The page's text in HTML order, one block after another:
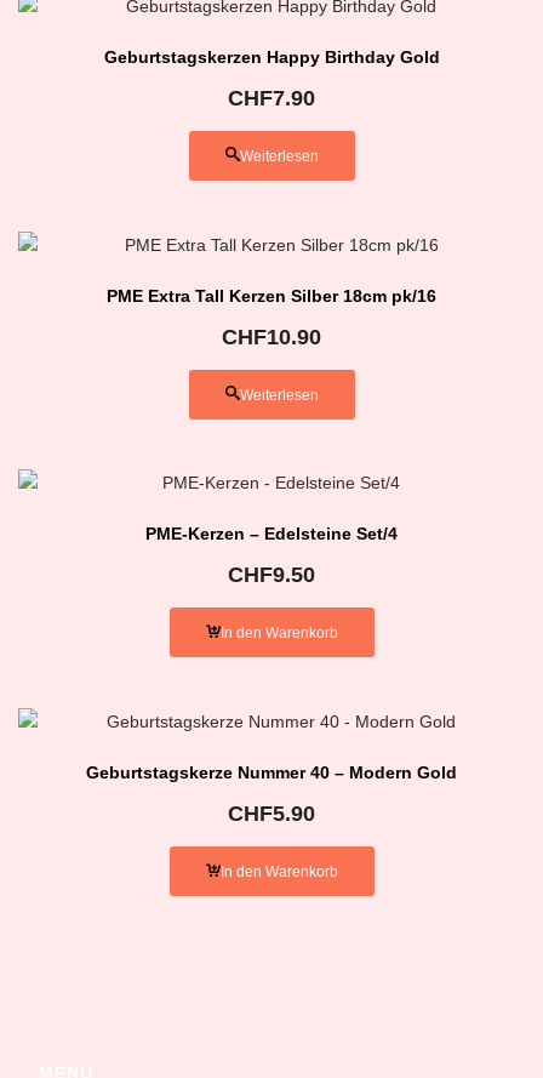
Geburtstagskerzen Happy Birthday Gold
CHF7.90
Weiterlesen
PME Extra Tall Kerzen Silber 18cm pk/16
CHF10.90
Weiterlesen
PME-Kerzen – Edelsteine Set/4
CHF9.50
In den Warenkorb
Geburtstagskerze Nummer 40 – Modern Gold
CHF5.90
In den Warenkorb